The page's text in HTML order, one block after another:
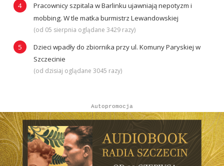
Pracownicy szpitala w Barlinku ujawniają nepotyzm i
mobbing. W tle matka burmistrz Lewandowskiej
(od 05 sierpnia oglądane 3429 razy)
Dzieci wpadły do zbiornika przy ul. Komuny Paryskiej w
Szczecinie
(od dzisiaj oglądane 3045 razy)
Autopromocja